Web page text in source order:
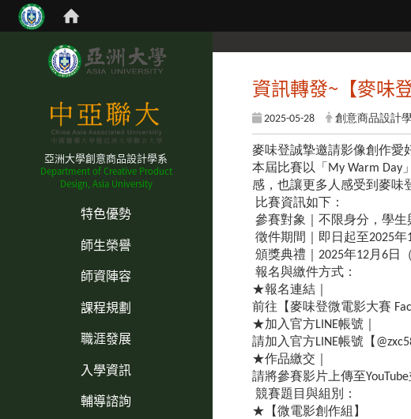
亞洲大學創意商品設計學系
Department of Creative Product
Design, Asia University
特色優勢
師生榮譽
師資陣容
課程規劃
職涯發展
入學資訊
輔導諮詢
資訊轉發~【麥味
2025-05-28 創意商品設計
麥味登誠摯邀請影像創作愛
本屆比賽以「My Warm
感，也讓更多人感受到麥味
比賽資訊如下：
參賽對象｜不限身分，學生
徵件期間｜即日起至2025年
頒獎典禮｜2025年12月6日
報名與繳件方式：
★報名連結｜
前往【麥味登微電影大賽
★加入官方LINE帳號｜
請加入官方LINE帳號【
★作品繳交｜
請將參賽影片上傳至
競賽題目與組別：
★【微電影創作組】